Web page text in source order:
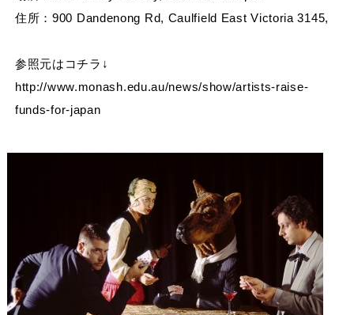
住所：900 Dandenong Rd, Caulfield East Victoria 3145,
参照元はコチラ↓
http://www.monash.edu.au/news/show/artists-raise-
funds-for-japan